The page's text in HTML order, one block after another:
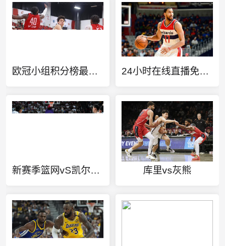
欧冠小组积分榜最新积分表 24小时在线直播免费高清
新赛季篮网vS凯尔特人 库里vs灰熊